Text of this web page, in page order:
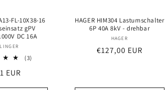
FL-10X38-16
gPV
DC 16A
Anbieter:
(3)
EUR
HAGER HIM304 Lastumschalter
6P 40A 8kV - drehbar
Anbieter:
HAGER
Normaler
€127,00 EUR